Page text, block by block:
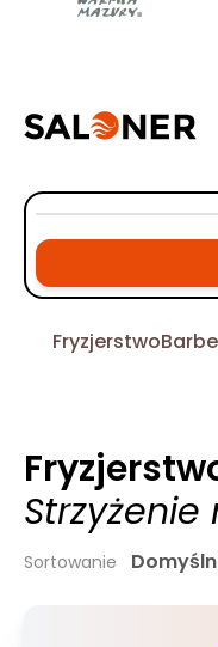
Fryzjerstwo
Strzyżenie
Sortowanie